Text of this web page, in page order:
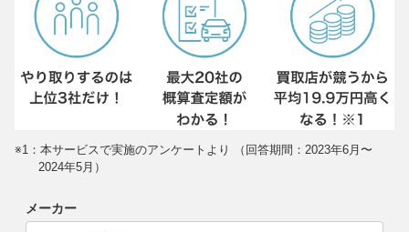
※1：本サービスで実施のアンケートより （回答期間：2023年6月〜
2024年5月）
メーカー